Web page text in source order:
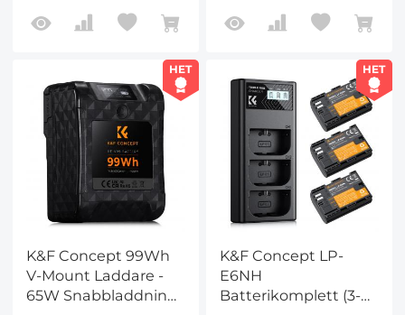
USB-C Snabbladdare
Batteriladdare, V-
Kamera,D-TAP, USB-
A, USB-C, BP, OLED-
Skärm,För Kameror
Och Videokameror
Batteriladdare
Sony Alpha A7III, A7IV,
A7RIII/A7R3, A7RIV,
A7S3, A9, A009, A96
9S, FX3, FX30
HET
K&F Concept 99Wh
V-Mount Laddare -
65W Snabbladdning
HET
K&F Concept LP-
E6NH
Batterikomplett (3-